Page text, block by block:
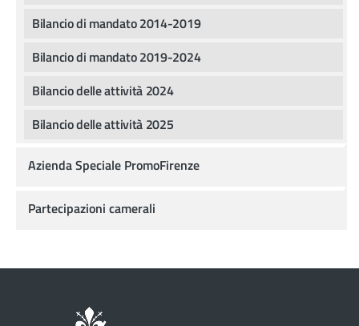
Bilancio di mandato 2014-2019
Bilancio di mandato 2019-2024
Bilancio delle attività 2024
Bilancio delle attività 2025
Azienda Speciale PromoFirenze
Partecipazioni camerali